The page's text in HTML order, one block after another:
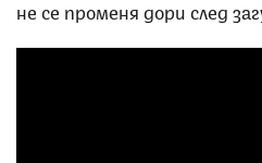
не се променя дори след